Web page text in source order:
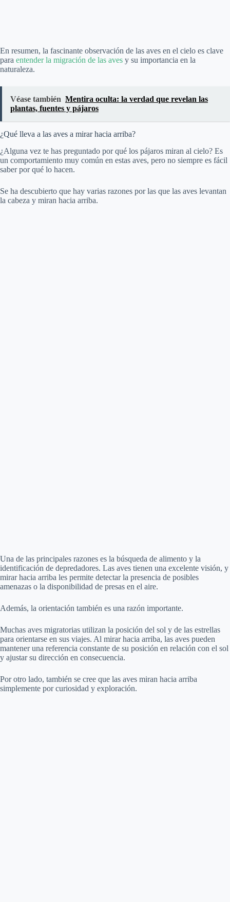
En resumen, la fascinante observación de las aves en el cielo es clave
para entender la migración de las aves y su importancia en la
naturaleza.
Véase también Mentira oculta: la verdad que revelan las
plantas, fuentes y pájaros
¿Qué lleva a las aves a mirar hacia arriba?
¿Alguna vez te has preguntado por qué los pájaros miran al cielo? Es
un comportamiento muy común en estas aves, pero no siempre es fácil
saber por qué lo hacen.
Se ha descubierto que hay varias razones por las que las aves levantan
la cabeza y miran hacia arriba.
Una de las principales razones es la búsqueda de alimento y la
identificación de depredadores. Las aves tienen una excelente visión, y
mirar hacia arriba les permite detectar la presencia de posibles
amenazas o la disponibilidad de presas en el aire.
Además, la orientación también es una razón importante.
Muchas aves migratorias utilizan la posición del sol y de las estrellas
para orientarse en sus viajes. Al mirar hacia arriba, las aves pueden
mantener una referencia constante de su posición en relación con el sol
y ajustar su dirección en consecuencia.
Por otro lado, también se cree que las aves miran hacia arriba
simplemente por curiosidad y exploración.